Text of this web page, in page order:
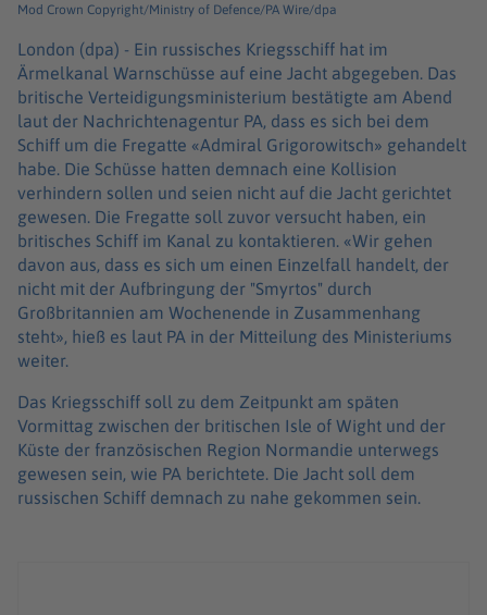
Mod Crown Copyright/Ministry of Defence/PA Wire/dpa
London (dpa) - Ein russisches Kriegsschiff hat im
Ärmelkanal Warnschüsse auf eine Jacht abgegeben. Das
britische Verteidigungsministerium bestätigte am Abend
laut der Nachrichtenagentur PA, dass es sich bei dem
Schiff um die Fregatte «Admiral Grigorowitsch» gehandelt
habe. Die Schüsse hatten demnach eine Kollision
verhindern sollen und seien nicht auf die Jacht gerichtet
gewesen. Die Fregatte soll zuvor versucht haben, ein
britisches Schiff im Kanal zu kontaktieren. «Wir gehen
davon aus, dass es sich um einen Einzelfall handelt, der
nicht mit der Aufbringung der "Smyrtos" durch
Großbritannien am Wochenende in Zusammenhang
steht», hieß es laut PA in der Mitteilung des Ministeriums
weiter.
Das Kriegsschiff soll zu dem Zeitpunkt am späten
Vormittag zwischen der britischen Isle of Wight und der
Küste der französischen Region Normandie unterwegs
gewesen sein, wie PA berichtete. Die Jacht soll dem
russischen Schiff demnach zu nahe gekommen sein.